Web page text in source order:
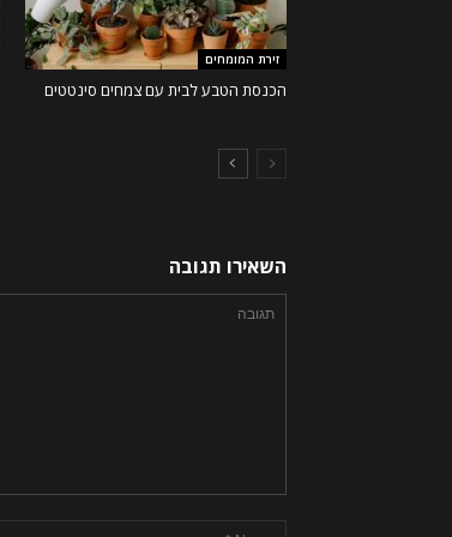
זירת המומחים
הכנסת הטבע לבית עם צמחים סינטטים
השאירו תגובה